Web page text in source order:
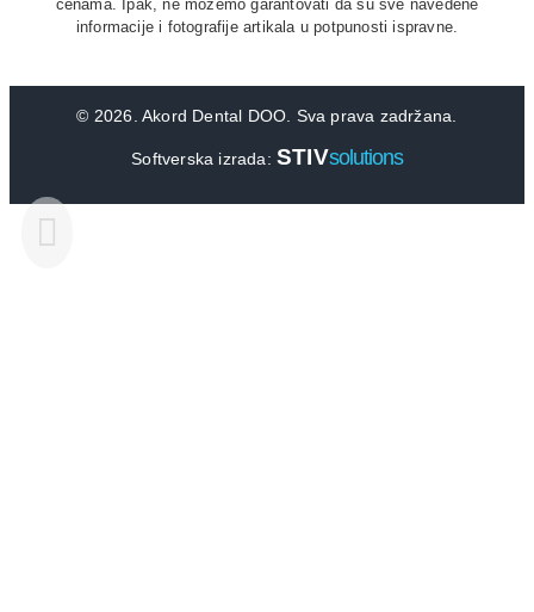
cenama. Ipak, ne možemo garantovati da su sve navedene
informacije i fotografije artikala u potpunosti ispravne.
© 2026. Akord Dental DOO. Sva prava zadržana.
Softverska izrada: STIVsolutions